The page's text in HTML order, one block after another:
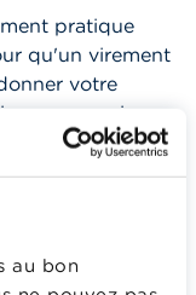
au bon
pratique
qu'un virement
votre
ou par voie
pour les
contrôles
sécurité.